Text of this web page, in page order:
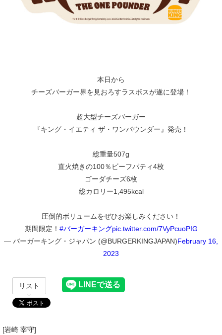
本日から
チーズバーガー界を見おろすラスボスが遂に登場！
超大型チーズバーガー
『キング・イエティ ザ・ワンパウンダー』発売！
総重量507g
直火焼きの100％ビーフパティ4枚
ゴーダチーズ6枚
総カロリー1,495kcal
圧倒的ボリュームをぜひお楽しみください！
期間限定！ #バーガーキングpic.twitter.com/7VyPcuoPIG
— バーガーキング・ジャパン (@BURGERKINGJAPAN)February 16,
2023
リスト
[岩崎 宰守]